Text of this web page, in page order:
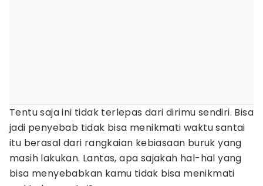
Tentu saja ini tidak terlepas dari dirimu sendiri. Bisa
jadi penyebab tidak bisa menikmati waktu santai
itu berasal dari rangkaian kebiasaan buruk yang
masih lakukan. Lantas, apa sajakah hal-hal yang
bisa menyebabkan kamu tidak bisa menikmati